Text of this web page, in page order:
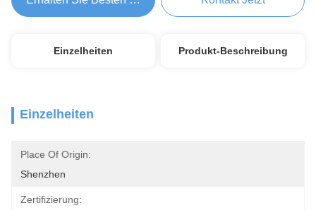
Einzelheiten Produkt-Beschreibung
Einzelheiten
Place Of Origin:
Shenzhen
Zertifizierung: